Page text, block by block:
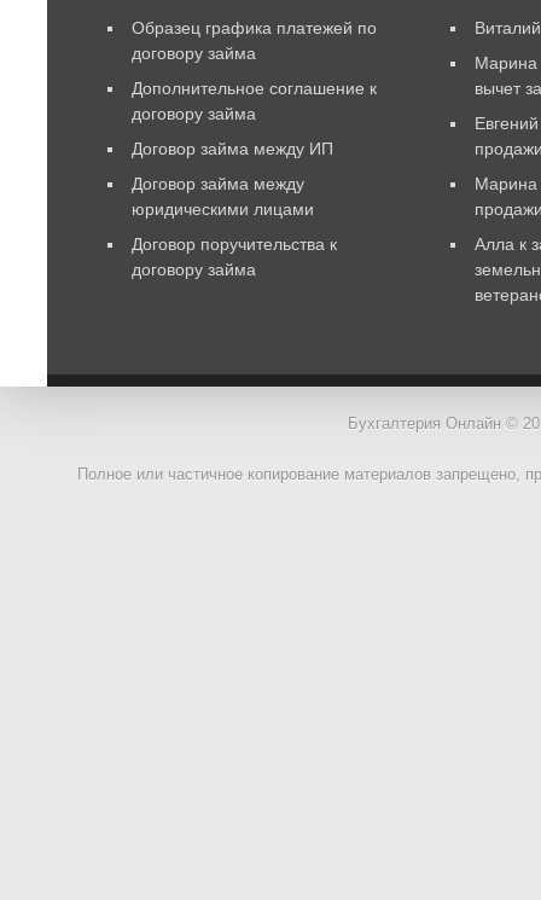
Образец графика платежей по
договору займа
Дополнительное соглашение к
договору займа
Договор займа между ИП
Договор займа между
юридическими лицами
Договор поручительства к
договору займа
Виталий
Марина
вычет
Евгений
Марина
Алла к
Бухгалтерия Онлайн ©
Полное или частичное копирование материалов запрещено,